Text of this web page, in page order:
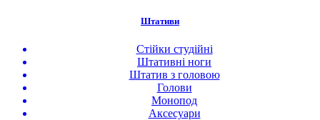
Штативи
Стійки студійні
Штативні ноги
Штатив з головою
Голови
Монопод
Аксесуари